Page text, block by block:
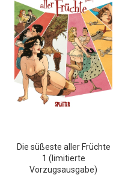
Die süßeste aller Früchte
1 (limitierte
Vorzugsausgabe)